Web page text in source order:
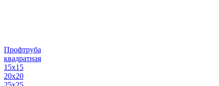
Профтруба
квадратная
15х15
20х20